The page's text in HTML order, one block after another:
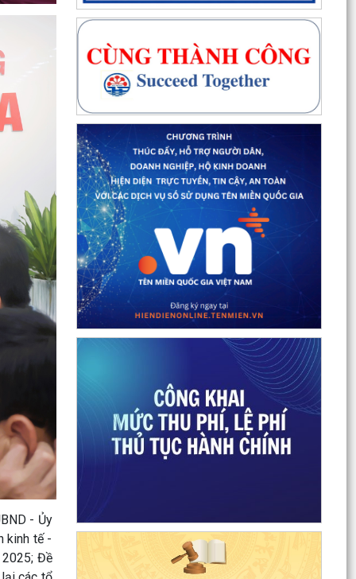
- Ủy
kinh tế -
2025; Đề
PHƯỜNG VIỆT HÒA TRIỂN KHAI KẾ HOẠCH THU
THUẾ SỬ DỤNG ĐẤT PHI NÔNG NGHIỆP NĂM
2026
Tuyển chọn thực tập sinh nam đi thực tập kỹ
thuật tại Nhật Bản (Tháng 8/2026).
UBND PHƯỜNG VIỆT HÒA TRIỂN KHAI TUYÊN
TRUYỀN, NÂNG CAO KỸ NĂNG SỬ DỤNG
INTERNET, MẠNG XÃ HỘI AN...
Khai mạc Giải bóng đá Thiếu niên, Nhi đồng
phường Việt Hòa năm 2026.